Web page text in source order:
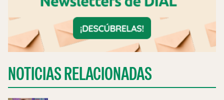
NOTICIAS RELACIONADAS